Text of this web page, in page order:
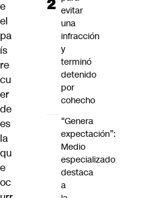
e
el
pa
ís
re
cu
er
de
es
la
qu
e
oc
evitar
una
infracción
y
terminó
detenido
por
cohecho
“Genera
expectación”:
Medio
especializado
destaca
a